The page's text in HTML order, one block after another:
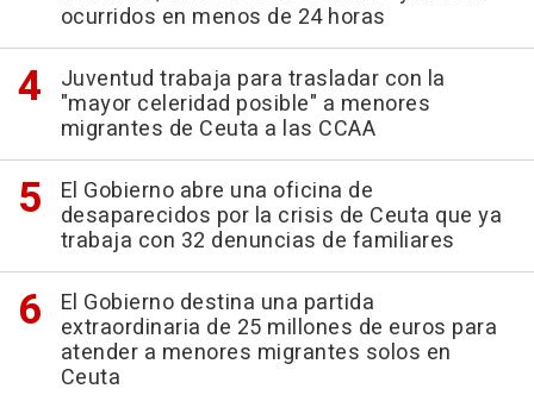
ocurridos en menos de 24 horas
Juventud trabaja para trasladar con la
"mayor celeridad posible" a menores
migrantes de Ceuta a las CCAA
El Gobierno abre una oficina de
desaparecidos por la crisis de Ceuta que ya
trabaja con 32 denuncias de familiares
El Gobierno destina una partida
extraordinaria de 25 millones de euros para
atender a menores migrantes solos en
Ceuta